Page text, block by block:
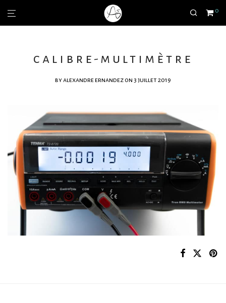
0
calibre-multimètre
byalexandre ernandez on 3 juillet 2019